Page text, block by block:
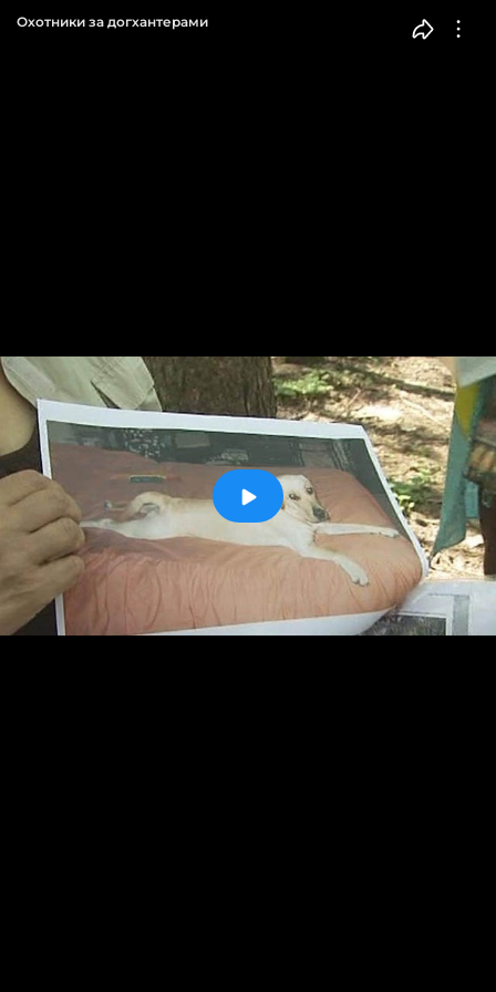
Охотники за догхантерами